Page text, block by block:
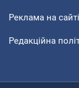
Реклама на сайті
Редакційна